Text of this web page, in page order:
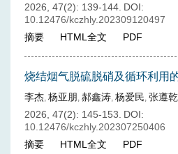
2026, 47(2): 139-144. DOI:
10.12476/kczhly.202309120497
摘要
HTML全文 PDF
烧结烟气脱硫脱硝及循环利用
李杰, 杨亚朋, 郝鑫涛, 杨爱民, 张遵乾
2026, 47(2): 145-153. DOI:
10.12476/kczhly.202307250406
摘要
HTML全文 PDF